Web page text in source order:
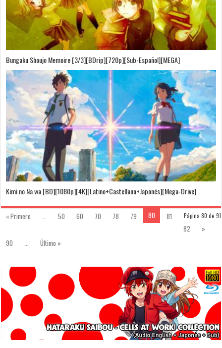
Bungaku Shoujo Memoire [3/3][BDrip][720p][Sub-Español][MEGA]
Kimi no Na wa [BD][1080p][4K][Latino+Castellano+Japonés][Mega-Drive]
Página 80 de 91
« Primero 50 60 70 78 79 80
81
82
»
90
Último »